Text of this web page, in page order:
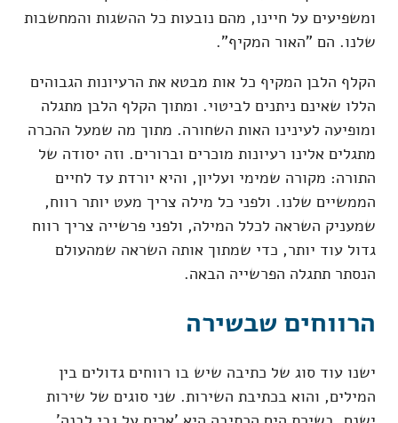
ומשפיעים על חיינו, מהם נובעות כל ההשגות והמחשבות
שלנו. הם "האור המקיף".
הקלף הלבן המקיף כל אות מבטא את הרעיונות הגבוהים
הללו שאינם ניתנים לביטוי. ומתוך הקלף הלבן מתגלה
ומופיעה לעינינו האות השחורה. מתוך מה שמעל ההכרה
מתגלים אלינו רעיונות מוכרים וברורים. וזה יסודה של
התורה: מקורה שמימי ועליון, והיא יורדת עד לחיים
הממשיים שלנו. ולפני כל מילה צריך מעט יותר רווח,
שמעניק השראה לכלל המילה, ולפני פרשייה צריך רווח
גדול עוד יותר, כדי שמתוך אותה השראה שמהעולם
הנסתר תתגלה הפרשייה הבאה.
הרווחים שבשירה
ישנו עוד סוג של כתיבה שיש בו רווחים גדולים בין
המילים, והוא בכתיבת השירות. שני סוגים של שירות